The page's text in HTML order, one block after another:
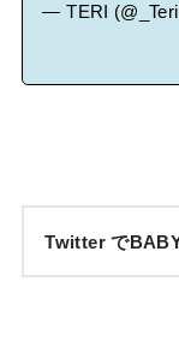
— TERI
Twitter で